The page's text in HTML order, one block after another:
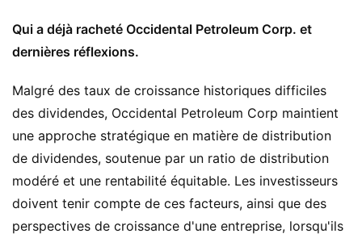
Qui a déjà racheté Occidental Petroleum Corp. et
dernières réflexions.
Malgré des taux de croissance historiques difficiles
des dividendes, Occidental Petroleum Corp maintient
une approche stratégique en matière de distribution
de dividendes, soutenue par un ratio de distribution
modéré et une rentabilité équitable. Les investisseurs
doivent tenir compte de ces facteurs, ainsi que des
perspectives de croissance d'une entreprise, lorsqu'ils